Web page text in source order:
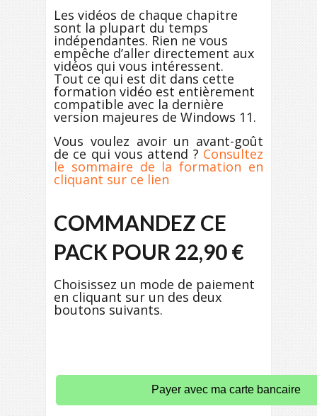
Les vidéos de chaque chapitre
sont la plupart du temps
indépendantes. Rien ne vous
empêche d’aller directement aux
vidéos qui vous intéressent.
Tout ce qui est dit dans cette
formation vidéo est entièrement
compatible avec la dernière
version majeures de Windows 11.
Vous voulez avoir un avant-goût
de ce qui vous attend ? Consultez
le sommaire de la formation en
cliquant sur ce lien
COMMANDEZ CE
PACK POUR 22,90 €
Choisissez un mode de paiement
en cliquant sur un des deux
boutons suivants.
Payer avec ma carte bancaire